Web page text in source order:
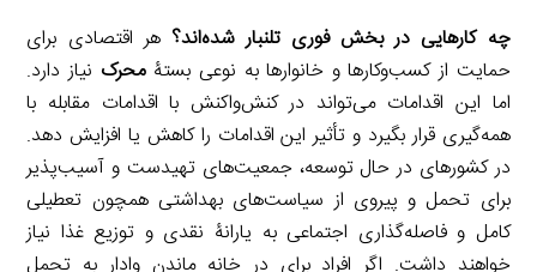
چه کارهایی در بخش فوری تلنبار شده‌اند؟هر اقتصادی برای
حمایت از کسب‌وکارها و خانوارها به نوعی بستۀمحرک نیاز دارد.
اما این اقدامات می‌تواند در کنش‌واکنش با اقدامات مقابله با
همه‌گیری قرار بگیرد و تأثیر این اقدامات را کاهش یا افزایش دهد.
در کشورهای در حال توسعه، جمعیت‌های تهیدست و آسیب‌پذیر
برای تحمل و پیروی از سیاست‌های بهداشتی همچون تعطیلی
کامل و فاصله‌گذاری اجتماعی به یارانۀ نقدی و توزیع غذا نیاز
خواهند داشت. اگر افراد برای در خانه ماندن وادار به تحمل